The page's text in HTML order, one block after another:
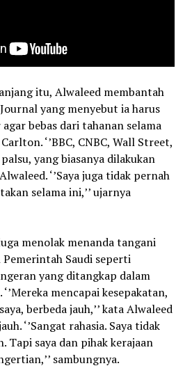
itu, Alwaleed membantah
yang menyebut ia harus
bebas dari tahanan selama
‘’BBC, CNBC, Wall Street,
yang biasanya dilakukan
‘’Saya juga tidak pernah
selama ini,’’ ujarnya
menolak menanda tangani
Saudi seperti
yang ditangkap dalam
mencapai kesepakatan,
berbeda jauh,’’ kata Alwaleed
‘’Sangat rahasia. Saya tidak
Tapi saya dan pihak kerajaan
sambungnya.